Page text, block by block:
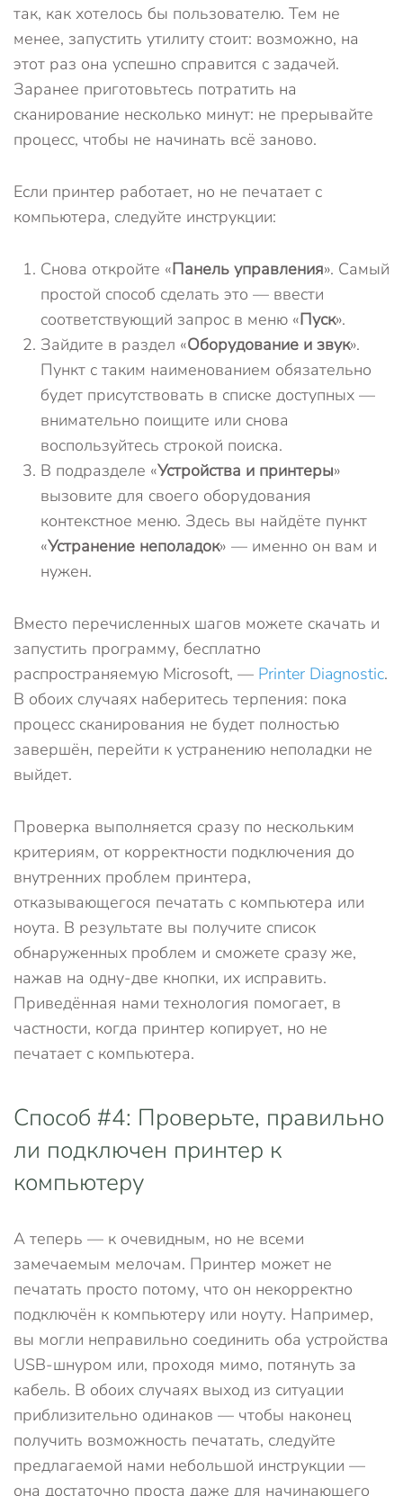
так, как хотелось бы пользователю. Тем не
менее, запустить утилиту стоит: возможно, на
этот раз она успешно справится с задачей.
Заранее приготовьтесь потратить на
сканирование несколько минут: не прерывайте
процесс, чтобы не начинать всё заново.
Если принтер работает, но не печатает с
компьютера, следуйте инструкции:
Снова откройте «Панель управления». Самый
простой способ сделать это — ввести
соответствующий запрос в меню «Пуск».
Зайдите в раздел «Оборудование и звук».
Пункт с таким наименованием обязательно
будет присутствовать в списке доступных —
внимательно поищите или снова
воспользуйтесь строкой поиска.
В подразделе «Устройства и принтеры»
вызовите для своего оборудования
контекстное меню. Здесь вы найдёте пункт
«Устранение неполадок» — именно он вам и
нужен.
Вместо перечисленных шагов можете скачать и
запустить программу, бесплатно
распространяемую Microsoft, — Printer Diagnostic.
В обоих случаях наберитесь терпения: пока
процесс сканирования не будет полностью
завершён, перейти к устранению неполадки не
выйдет.
Проверка выполняется сразу по нескольким
критериям, от корректности подключения до
внутренних проблем принтера,
отказывающегося печатать с компьютера или
ноута. В результате вы получите список
обнаруженных проблем и сможете сразу же,
нажав на одну-две кнопки, их исправить.
Приведённая нами технология помогает, в
частности, когда принтер копирует, но не
печатает с компьютера.
Способ #4: Проверьте, правильно
ли подключен принтер к
компьютеру
А теперь — к очевидным, но не всеми
замечаемым мелочам. Принтер может не
печатать просто потому, что он некорректно
подключён к компьютеру или ноуту. Например,
вы могли неправильно соединить оба устройства
USB-шнуром или, проходя мимо, потянуть за
кабель. В обоих случаях выход из ситуации
приблизительно одинаков — чтобы наконец
получить возможность печатать, следуйте
предлагаемой нами небольшой инструкции —
она достаточно проста даже для начинающего